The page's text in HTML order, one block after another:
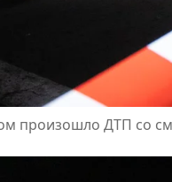
произошло ДТП со